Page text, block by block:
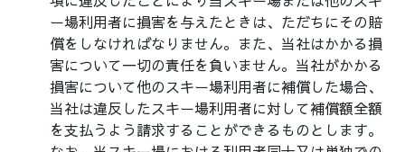
ー場利用者に損害を与えたときは、ただちにその賠
償をしなければなりません。また、当社はかかる損
害について一切の責任を負いません。当社がかかる
損害について他のスキー場利用者に補償した場合、
当社は違反したスキー場利用者に対して補償額全額
を支払うよう請求することができるものとします。